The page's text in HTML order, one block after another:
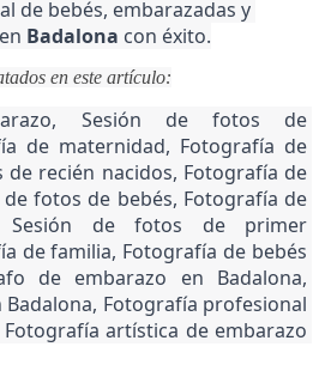
de bebés, embarazadas y
Badalona con éxito.
en este artículo:
Sesión de fotos de
de maternidad, Fotografía de
de recién nacidos, Fotografía de
fotos de bebés, Fotografía de
Sesión de fotos de primer
de familia, Fotografía de bebés
de embarazo en Badalona,
Fotografía profesional
artística de embarazo